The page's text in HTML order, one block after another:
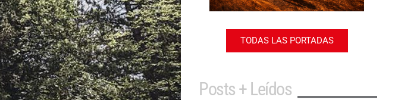
TODAS LAS PORTADAS
Posts + Leídos